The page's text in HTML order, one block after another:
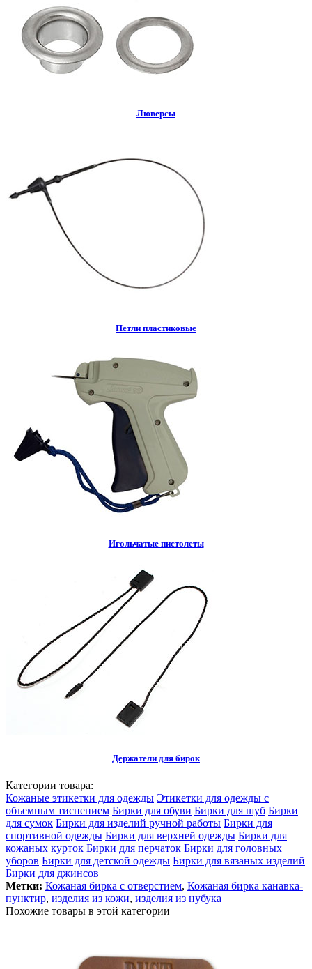
Люверсы
Петли пластиковые
Игольчатые пистолеты
Держатели для бирок
Категории товара:
Кожаные этикетки для одежды Этикетки для одежды с
объемным тиснением Бирки для обуви Бирки для шуб Бирки
для сумок Бирки для изделий ручной работы Бирки для
спортивной одежды Бирки для верхней одежды Бирки для
кожаных курток Бирки для перчаток Бирки для головных
уборов Бирки для детской одежды Бирки для вязаных изделий
Бирки для джинсов
Метки: Кожаная бирка с отверстием, Кожаная бирка канавка-
пунктир, изделия из кожи, изделия из нубука
Похожие товары в этой категории